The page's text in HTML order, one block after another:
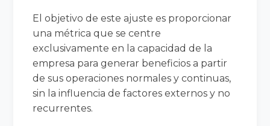
El objetivo de este ajuste es proporcionar
una métrica que se centre
exclusivamente en la capacidad de la
empresa para generar beneficios a partir
de sus operaciones normales y continuas,
sin la influencia de factores externos y no
recurrentes.